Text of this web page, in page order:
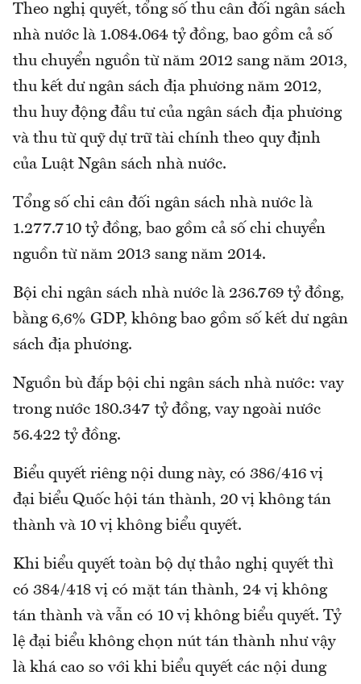
Theo nghị quyết, tổng số thu cân đối ngân sách
nhà nước là 1.084.064 tỷ đồng, bao gồm cả số
thu chuyển nguồn từ năm 2012 sang năm 2013,
thu kết dư ngân sách địa phương năm 2012,
thu huy động đầu tư của ngân sách địa phương
và thu từ quỹ dự trữ tài chính theo quy định
của Luật Ngân sách nhà nước.
Tổng số chi cân đối ngân sách nhà nước là
1.277.710 tỷ đồng, bao gồm cả số chi chuyển
nguồn từ năm 2013 sang năm 2014.
Bội chi ngân sách nhà nước là 236.769 tỷ đồng,
bằng 6,6% GDP, không bao gồm số kết dư ngân
sách địa phương.
Nguồn bù đắp bội chi ngân sách nhà nước: vay
trong nước 180.347 tỷ đồng, vay ngoài nước
56.422 tỷ đồng.
Biểu quyết riêng nội dung này, có 386/416 vị
đại biểu Quốc hội tán thành, 20 vị không tán
thành và 10 vị không biểu quyết.
Khi biểu quyết toàn bộ dự thảo nghị quyết thì
có 384/418 vị có mặt tán thành, 24 vị không
tán thành và vẫn có 10 vị không biểu quyết. Tỷ
lệ đại biểu không chọn nút tán thành như vậy
là khá cao so với khi biểu quyết các nội dung